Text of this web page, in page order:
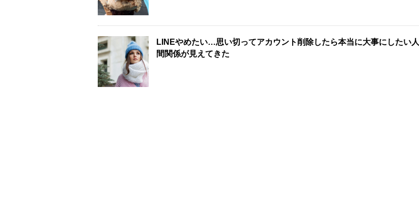
LINEやめたい…思い切ってアカウント削除したら本当に大事にしたい人
間関係が見えてきた